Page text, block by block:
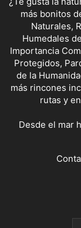
más bonitos
Naturales,
Humedales
Importancia
Protegidos,
de la
más rincones
rutas y
Desde el mar